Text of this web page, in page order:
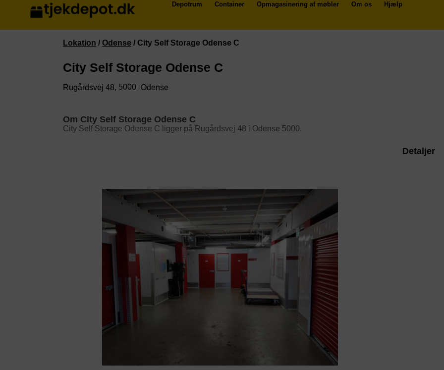
Depotrum Container Opmagasinering af møbler Om os Hjælp
Lokation / Odense / City Self Storage Odense C
City Self Storage Odense C
Rugårdsvej 48, 5000 Odense
Om City Self Storage Odense C
City Self Storage Odense C ligger på Rugårdsvej 48 i Odense 5000.
Detaljer